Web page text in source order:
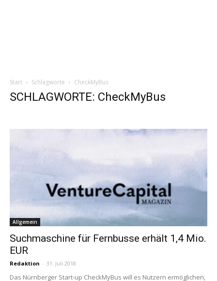
Start Schlagworte CheckMyBus
SCHLAGWORTE: CheckMyBus
Allgemein
Suchmaschine für Fernbusse erhält 1,4 Mio.
EUR
Redaktion - 31. Juli 2018
Das Nürnberger Start-up CheckMyBus will es Nutzern ermöglichen,